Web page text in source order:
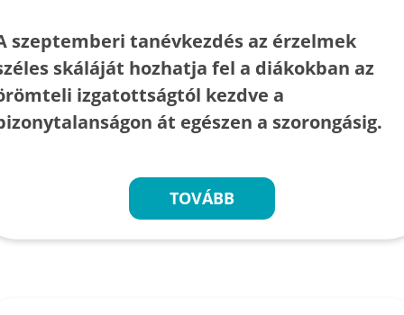
szeptemberi tanévkezdés az érzelmek
skáláját hozhatja fel a diákokban az
izgatottságtól kezdve a
át egészen a szorongásig.
TOVÁBB